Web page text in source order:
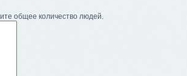
общее количество людей.